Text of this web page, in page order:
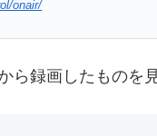
onair/
ら録画したものを